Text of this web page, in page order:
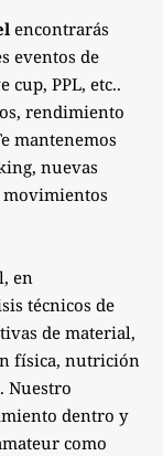
encontrarás
eventos de
cup, PPL, etc..
rendimiento
mantenemos
nuevas
movimientos
en
técnicos de
de material,
física, nutrición
Nuestro
dentro y
como